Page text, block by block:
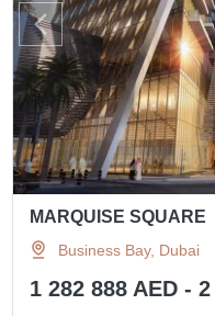
MARQUISE SQUARE
Business Bay, Dubai
1 282 888 AED -